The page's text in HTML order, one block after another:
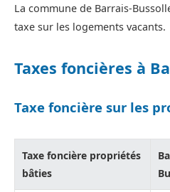
La commune de Barrais-
taxe sur les logements vacants.
Taxes foncières à
Taxe foncière sur les
Taxe foncière propriétés
bâties